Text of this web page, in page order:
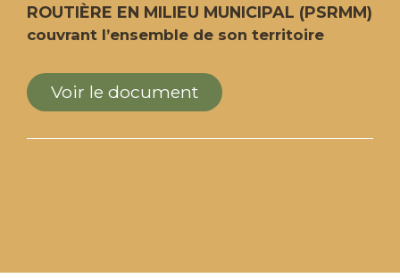
ROUTIÈRE EN MILIEU MUNICIPAL (PSRMM)
couvrant l’ensemble de son territoire
Voir le document